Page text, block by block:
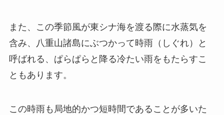
また、この季節風が東シナ海を渡る際に水蒸気を
含み、八重山諸島にぶつかって時雨（しぐれ）と
呼ばれる、ぱらぱらと降る冷たい雨をもたらすこ
ともあります。
この時雨も局地的かつ短時間であることが多いた